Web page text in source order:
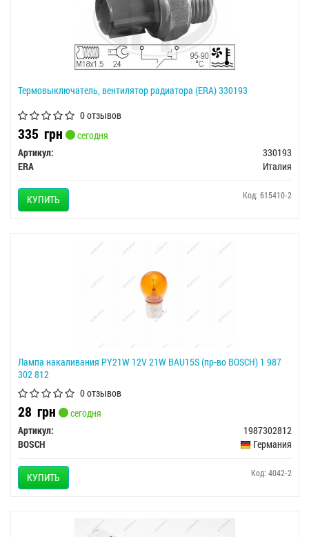
Термовыключатель, вентилятор радиатора (ERA) 330193
0 отзывов
335 грн
сегодня
Артикул:
330193
ERA
Италия
КУПИТЬ Код: 615410-2
Лампа накаливания PY21W 12V 21W BAU15S (пр-во BOSCH) 1 987
302 812
0 отзывов
28 грн
сегодня
Артикул:
1987302812
BOSCH
Германия
КУПИТЬ Код: 4042-2